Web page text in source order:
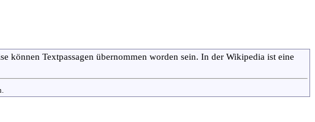
können Textpassagen übernommen worden sein. In der Wikipedia ist eine